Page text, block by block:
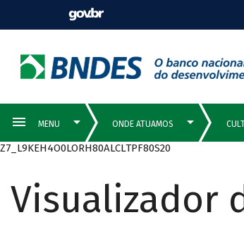
Z7_L9KEH4O0LORH80ALCLTPF80S20
Visualizador